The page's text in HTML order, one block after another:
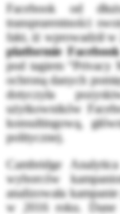
Facebook od
transprarentności
fakt, iż wprowadził
platformie Facebook
pod tagiem “Privacy
ochroną danych
dotyczyła
użytkowników
konsultingową,
politycznej.
Cambridge
wyborców
analizowała
w 2016 roku. Dane